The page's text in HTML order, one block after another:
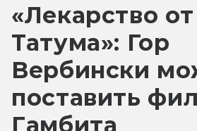
«Лекарство от
Татума»: Гор
Вербински
поставить
Гамбита